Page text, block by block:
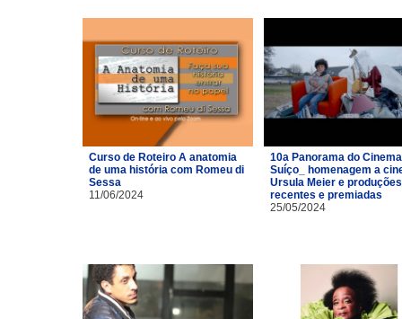
Curso de Roteiro A anatomia
de uma história com Romeu di
Sessa
11/06/2024
10a Panorama do Cinema
Suíço_ homenagem a
Ursula Meier e produções
recentes e premiadas
25/05/2024